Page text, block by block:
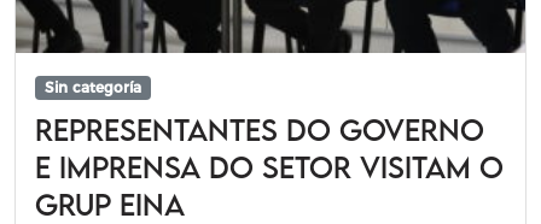
Sin categoría
Representantes do governo
e imprensa do setor visitam o
Grup Eina